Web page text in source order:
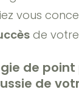
vous
de
de point
de